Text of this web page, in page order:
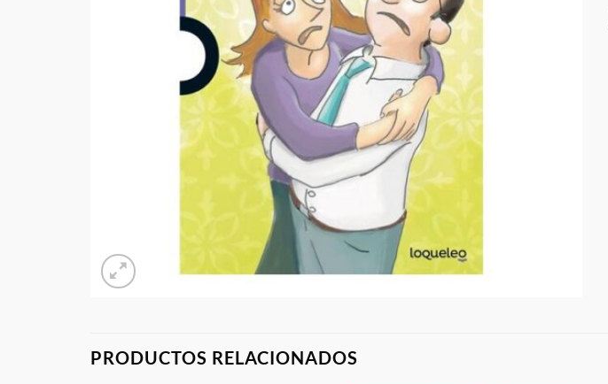
PRODUCTOS RELACIONADOS